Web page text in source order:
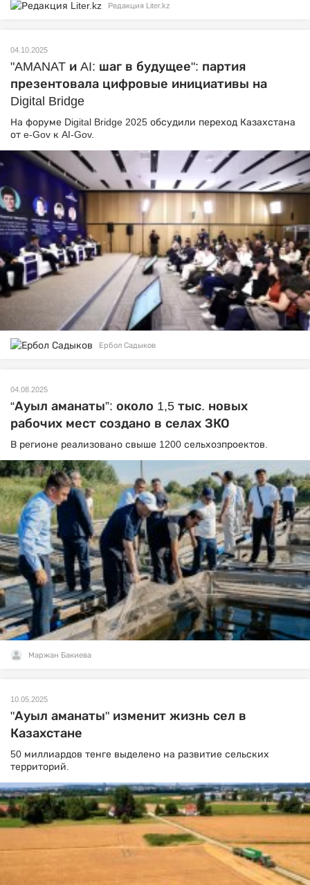
Редакция Liter.kz
04.10.2025
"AMANAT и AI: шаг в будущее": партия
презентовала цифровые инициативы на
Digital Bridge
На форуме Digital Bridge 2025 обсудили переход Казахстана
от e-Gov к AI-Gov.
Ербол Садыков
04.08.2025
“Ауыл аманаты”: около 1,5 тыс. новых
рабочих мест создано в селах ЗКО
В регионе реализовано свыше 1200 сельхозпроектов.
Маржан Бакиева
10.05.2025
"Ауыл аманаты" изменит жизнь сел в
Казахстане
50 миллиардов тенге выделено на развитие сельских
территорий.